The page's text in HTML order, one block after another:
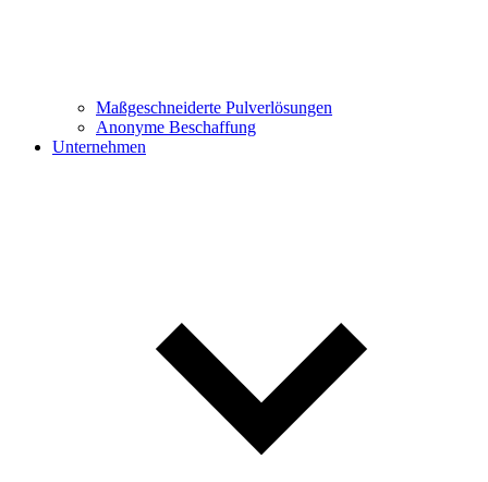
Maßgeschneiderte Pulverlösungen
Anonyme Beschaffung
Unternehmen